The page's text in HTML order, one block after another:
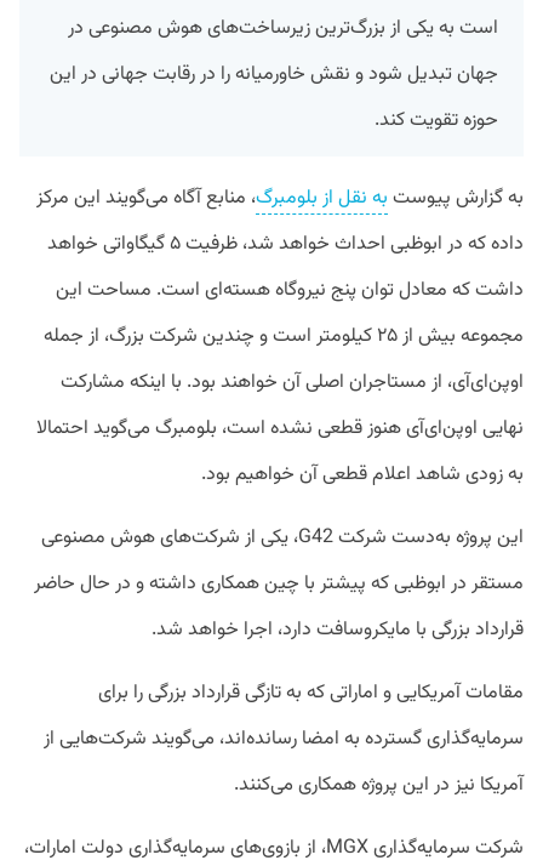
است به یکی از بزرگ‌ترین زیرساخت‌های هوش مصنوعی در
جهان تبدیل شود و نقش خاورمیانه را در رقابت جهانی در این
حوزه تقویت کند.
به گزارش پیوست به نقل از بلومبرگ، منابع آگاه می‌گویند این مرکز
داده که در ابوظبی احداث خواهد شد، ظرفیت ۵ گیگاواتی خواهد
داشت که معادل توان پنج نیروگاه هسته‌ای است. مساحت این
مجموعه بیش از ۲۵ کیلومتر است و چندین شرکت بزرگ، از جمله
اوپن‌ای‌آی، از مستاجران اصلی آن خواهند بود. با اینکه مشارکت
نهایی اوپن‌ای‌آی هنوز قطعی نشده است، بلومبرگ می‌گوید احتمالا
به زودی شاهد اعلام قطعی آن خواهیم بود.
این پروژه به‌دست شرکت G42، یکی از شرکت‌های هوش مصنوعی
مستقر در ابوظبی که پیشتر با چین همکاری داشته و در حال حاضر
قرارداد بزرگی با مایکروسافت دارد، اجرا خواهد شد.
مقامات آمریکایی و اماراتی که به تازگی قرارداد بزرگی را برای
سرمایه‌گذاری گسترده به امضا رسانده‌اند، می‌گویند شرکت‌هایی از
آمریکا نیز در این پروژه همکاری می‌کنند.
شرکت سرمایه‌گذاری MGX، از بازوی‌های سرمایه‌گذاری دولت امارات،